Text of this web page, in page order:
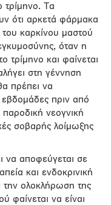
τρίμηνο. Τα
ότι αρκετά φάρμακα
καρκίνου μαστού
όταν η
τρίμηνο και φαίνεται
στη γέννηση
πρέπει να
εβδομάδες πριν από
παροδική νεογνική
σοβαρής λοίμωξης
να αποφεύγεται σε
και ενδοκρινική
ολοκλήρωση της
φαίνεται να είναι